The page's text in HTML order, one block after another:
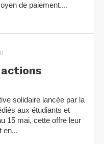
de paiement....
solidaire lancée par la
aux étudiants et
15 mai, cette offre leur
en...